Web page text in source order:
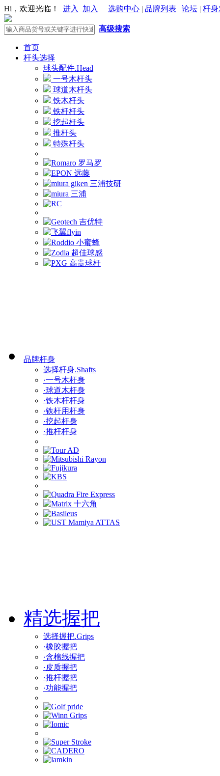
Hi，欢迎光临！ 进入 加入 选购中心 | 品牌列表 | 论坛 | 杆
高级搜索
首页
杆头选择
球头配件.Head
一号木杆头
球道木杆头
铁木杆头
铁杆杆头
挖起杆头
推杆头
特殊杆头
品牌杆身
选择杆身.Shafts
·一号木杆身
·球道木杆身
·铁木杆杆身
·铁杆用杆身
·挖起杆身
·推杆杆身
精选握把
选择握把.Grips
·橡胶握把
·含棉线握把
·皮质握把
·推杆握把
·功能握把